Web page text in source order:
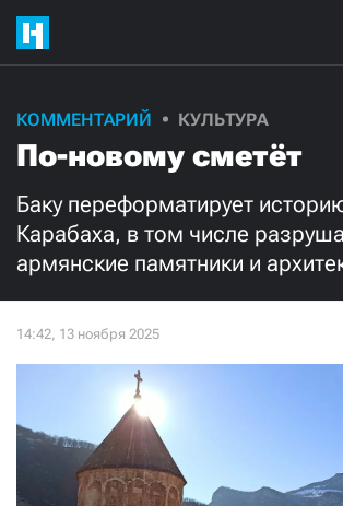
КОММЕНТАРИЙ КУЛЬТУРА
По-новому сметёт
Баку переформатирует
Карабаха, в том числе
армянские памятники и
Поддержите
нашу работу!
Ежемесячно
3000
Нажимая кнопку «Стать соучастником»,
я принимаю условия и подтверждаю свое
СТАТЬ СОУЧАСТНИКОМ